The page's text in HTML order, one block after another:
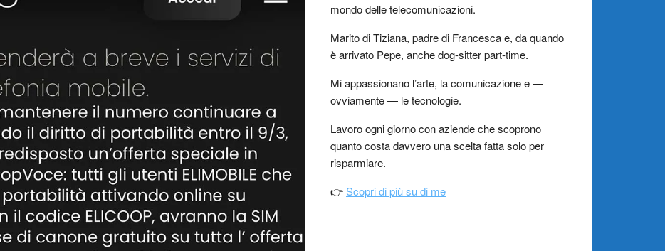
mondo delle telecomunicazioni.
Marito di Tiziana, padre di Francesca e, da quando
è arrivato Pepe, anche dog-sitter part-time.
Mi appassionano l’arte, la comunicazione e —
ovviamente — le tecnologie.
Lavoro ogni giorno con aziende che scoprono
quanto costa davvero una scelta fatta solo per
risparmiare.
👉Scopri di più su di me